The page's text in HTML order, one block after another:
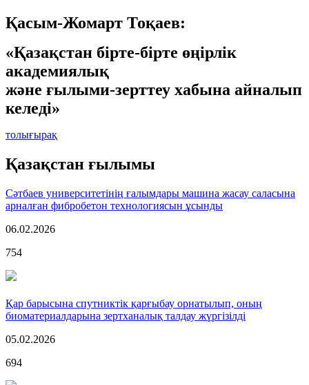
Қасым-Жомарт Тоқаев:
«Қазақстан бірте-бірте өңірлік
академиялық
және ғылыми-зерттеу хабына айналып
келеді»
толығырақ
Қазақстан ғылымы
Сәтбаев университетінің ғалымдары машина жасау саласына
арналған фибробетон технологиясын ұсынды
06.02.2026
754
Қар барысына спутниктік қарғыбау орнатылып, оның
биоматериалдарына зертханалық талдау жүргізілді
05.02.2026
694